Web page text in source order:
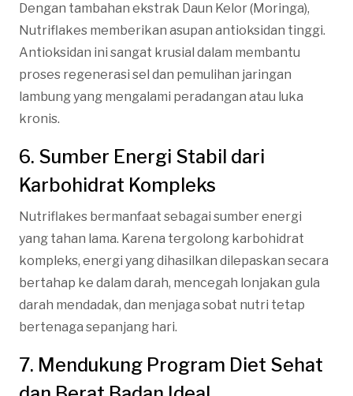
Dengan tambahan ekstrak Daun Kelor (Moringa),
Nutriflakes memberikan asupan antioksidan tinggi.
Antioksidan ini sangat krusial dalam membantu
proses regenerasi sel dan pemulihan jaringan
lambung yang mengalami peradangan atau luka
kronis.
6. Sumber Energi Stabil dari
Karbohidrat Kompleks
Nutriflakes bermanfaat sebagai sumber energi
yang tahan lama. Karena tergolong karbohidrat
kompleks, energi yang dihasilkan dilepaskan secara
bertahap ke dalam darah, mencegah lonjakan gula
darah mendadak, dan menjaga sobat nutri tetap
bertenaga sepanjang hari.
7. Mendukung Program Diet Sehat